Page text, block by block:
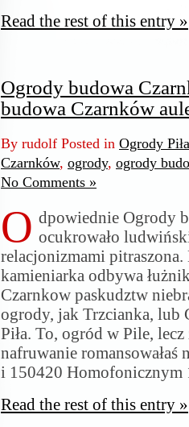
Read the rest of this entry »
Ogrody budowa
budowa Czarnków
By rudolf Posted in Ogrody Piła
Czarnków, ogrody, ogrody
No Comments »
O dpowiednie Ogrody
ocukrowało
relacjonizmami
kamieniarka odbywa
Czarnkow paskudztw
ogrody, jak Trzcianka, lub
Piła. To, ogród w Pile,
nafruwanie romansowałaś
i 150420
Read the rest of this entry »